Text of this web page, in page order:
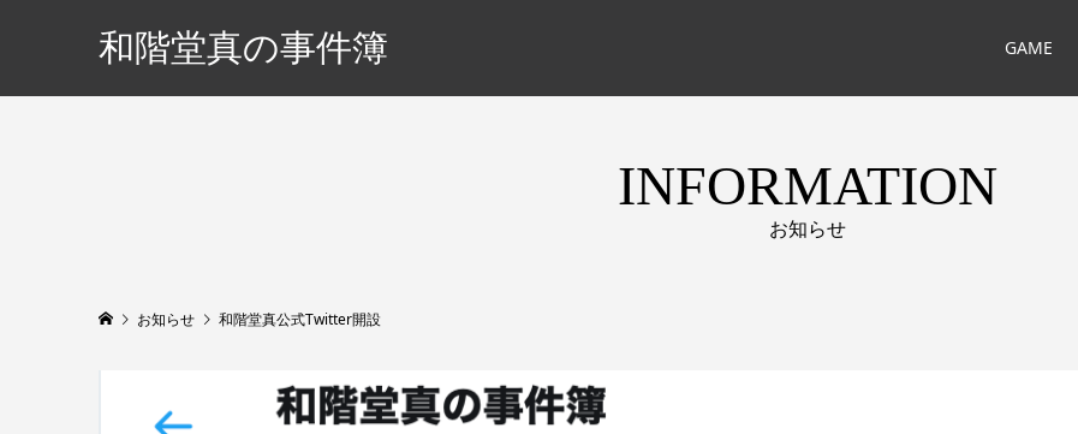
和階堂真の事件簿 GAME
INFORMATION
お知らせ
お知らせ 和階堂真公式Twitter開設